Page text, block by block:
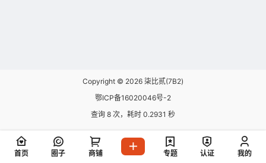
Copyright © 2026 柒比贰(7B2)
鄂ICP备16020046号-2
查询 8 次，耗时 0.2931 秒
首页 圈子 商铺 专题 认证 我的